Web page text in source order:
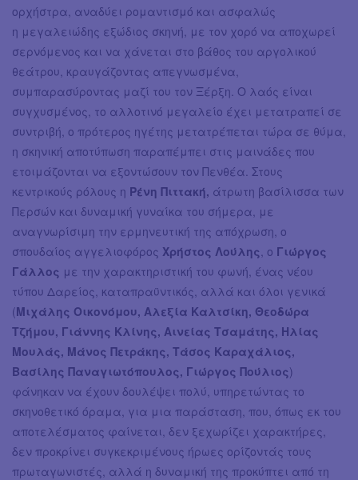
ορχήστρα, αναδύει ρομαντισμό και ασφαλώς
η μεγαλειώδης εξώδιος σκηνή, με τον χορό να αποχωρεί
σερνόμενος και να χάνεται στο βάθος του αργολικού
θεάτρου, κραυγάζοντας απεγνωσμένα,
συμπαρασύροντας μαζί του τον Ξέρξη. Ο λαός είναι
συγχυσμένος, το αλλοτινό μεγαλείο έχει μετατραπεί σε
συντριβή, ο πρότερος ηγέτης μετατρέπεται τώρα σε θύμα,
η σκηνική αποτύπωση παραπέμπει στις μαινάδες που
ετοιμάζονται να εξοντώσουν τον Πενθέα. Στους
κεντρικούς ρόλους η Ρένη Πιττακή, άτρωτη βασίλισσα των
Περσών και δυναμική γυναίκα του σήμερα, με
αναγνωρίσιμη την ερμηνευτική της απόχρωση, ο
σπουδαίος αγγελιοφόρος Χρήστος Λούλης , ο Γιώργος
Γάλλος με την χαρακτηριστική του φωνή, ένας νέου
τύπου Δαρείος, καταπραϋντικός, αλλά και όλοι γενικά
(Μιχάλης Οικονόμου, Αλεξία Καλτσίκη, Θεοδώρα
Τζήμου, Γιάννης Κλίνης, Αινείας Τσαμάτης, Ηλίας
Μουλάς, Μάνος Πετράκης, Τάσος Καραχάλιος,
Βασίλης Παναγιωτόπουλος, Γιώργος Πούλιος)
φάνηκαν να έχουν δουλέψει πολύ, υπηρετώντας το
σκηνοθετικό όραμα, για μια παράσταση, που, όπως εκ του
αποτελέσματος φαίνεται, δεν ξεχωρίζει χαρακτήρες,
δεν προκρίνει συγκεκριμένους ήρωες ορίζοντάς τους
πρωταγωνιστές, αλλά η δυναμική της προκύπτει από τη